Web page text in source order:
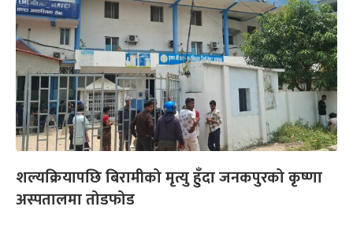
शल्यक्रियापछि बिरामीको मृत्यु हुँदा जनकपुरको कृष्णा
अस्पतालमा तोडफोड